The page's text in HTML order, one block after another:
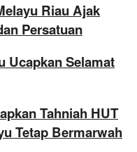
Riau Ajak
Persatuan
Ucapkan Selamat
Tahniah HUT
Tetap Bermarwah